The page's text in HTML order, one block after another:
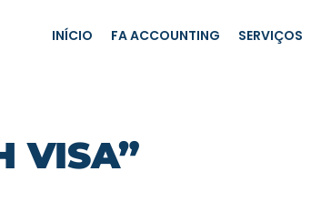
INÍCIO
FA ACCOUNTING SERVIÇOS
VISA”